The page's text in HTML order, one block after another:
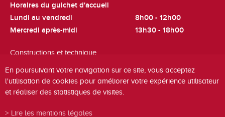
Horaires du guichet d'accueil
Lundi au vendredi
8h00 - 12h00
Mercredi après-midi
13h30 - 18h00
Constructions et technique
Cadastre et fiscalité
En poursuivant votre navigation sur ce site, vous acceptez
l'utilisation de cookies pour améliorer votre expérience utilisateur
et réaliser des statistiques de visites.
Lire les mentions légales